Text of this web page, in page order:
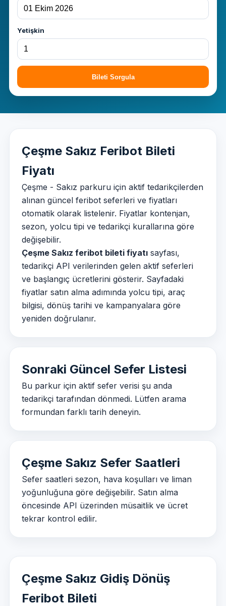
Yetişkin
Bileti Sorgula
Çeşme Sakız Feribot Bileti
Fiyatı
Çeşme - Sakız parkuru için aktif tedarikçilerden
alınan güncel feribot seferleri ve fiyatları
otomatik olarak listelenir. Fiyatlar kontenjan,
sezon, yolcu tipi ve tedarikçi kurallarına göre
değişebilir.
Çeşme Sakız feribot bileti fiyatı sayfası,
tedarikçi API verilerinden gelen aktif seferleri
ve başlangıç ücretlerini gösterir. Sayfadaki
fiyatlar satın alma adımında yolcu tipi, araç
bilgisi, dönüş tarihi ve kampanyalara göre
yeniden doğrulanır.
Sonraki Güncel Sefer Listesi
Bu parkur için aktif sefer verisi şu anda
tedarikçi tarafından dönmedi. Lütfen arama
formundan farklı tarih deneyin.
Çeşme Sakız Sefer Saatleri
Sefer saatleri sezon, hava koşulları ve liman
yoğunluğuna göre değişebilir. Satın alma
öncesinde API üzerinden müsaitlik ve ücret
tekrar kontrol edilir.
Çeşme Sakız Gidiş Dönüş
Feribot Bileti